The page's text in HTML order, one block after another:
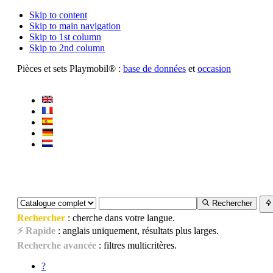
Skip to content
Skip to main navigation
Skip to 1st column
Skip to 2nd column
Pièces et sets Playmobil® : base de donnéeset occasion
Rechercher
Rechercher: cherche dans votre langue.
⚡ Rapide: anglais uniquement, résultats plus larges.
Recherche avancée: filtres multicritères.
?